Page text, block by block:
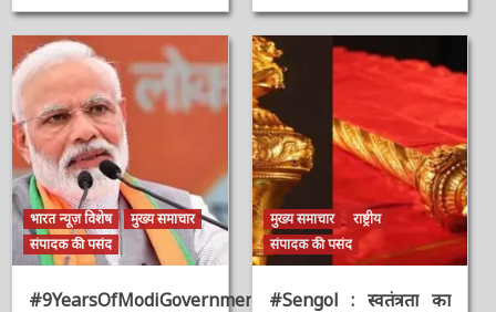
भारत न्यूज़ विशेष
मुख्य समाचार
संपादक की पसंद
#9YearsOfModiGovernment
मुख्य समाचार
राष्ट्रीय
संपादक की पसंद
#Sengol : स्वतंत्रता का